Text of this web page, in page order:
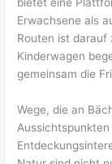
Erwachsene als
Routen ist darauf
Kinderwagen
gemeinsam die
Wege, die an